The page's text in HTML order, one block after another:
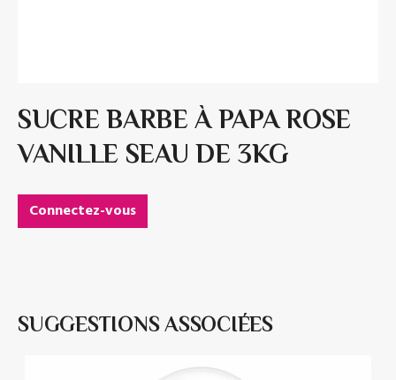
SUCRE BARBE À PAPA ROSE
VANILLE SEAU DE 3KG
Connectez-vous
SUGGESTIONS ASSOCIÉES